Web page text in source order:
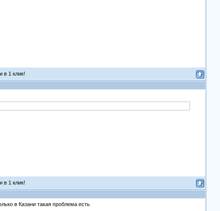
в 1 клик!
в 1 клик!
в Казани такая проблема есть